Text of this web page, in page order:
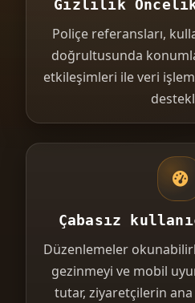
Gizlilik
Poliçe referansları,
doğrultusunda
etkileşimleri ile veri
Çabasız
Düzenlemeler
gezinmeyi ve mobil
tutar, ziyaretçilerin